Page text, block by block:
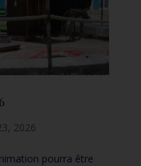
2026
pourra être